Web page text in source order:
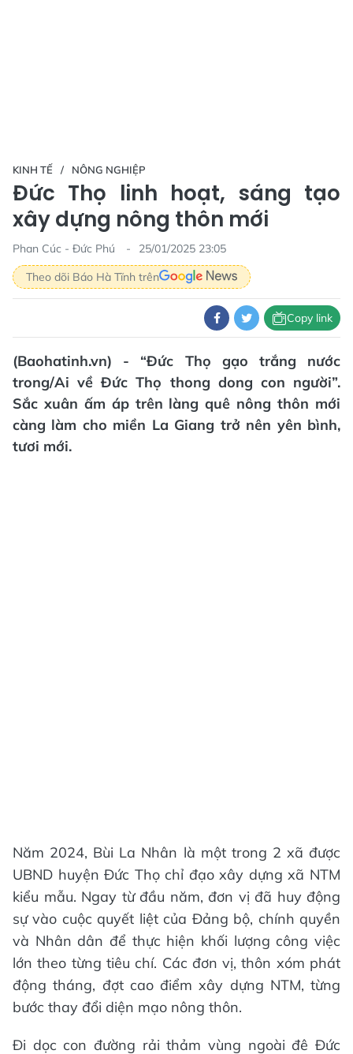
KINH TẾ NÔNG NGHIỆP
Đức Thọ linh hoạt, sáng tạo
xây dựng nông thôn mới
Phan Cúc - Đức Phú
25/01/2025 23:05
Theo dõi Báo Hà Tĩnh trên
Copy link
(Baohatinh.vn) - “Đức Thọ gạo trắng nước
trong/Ai về Đức Thọ thong dong con người”.
Sắc xuân ấm áp trên làng quê nông thôn mới
càng làm cho miền La Giang trở nên yên bình,
tươi mới.
Năm 2024, Bùi La Nhân là một trong 2 xã được
UBND huyện Đức Thọ chỉ đạo xây dựng xã NTM
kiểu mẫu. Ngay từ đầu năm, đơn vị đã huy động
sự vào cuộc quyết liệt của Đảng bộ, chính quyền
và Nhân dân để thực hiện khối lượng công việc
lớn theo từng tiêu chí. Các đơn vị, thôn xóm phát
động tháng, đợt cao điểm xây dựng NTM, từng
bước thay đổi diện mạo nông thôn.
Đi dọc con đường rải thảm vùng ngoài đê Đức